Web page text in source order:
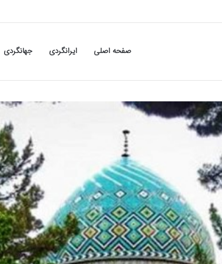
صفحه اصلی ایرانگردی جهانگردی